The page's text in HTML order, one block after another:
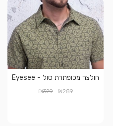
חולצה מכופתרת סול - Eyesee
₪289
₪329